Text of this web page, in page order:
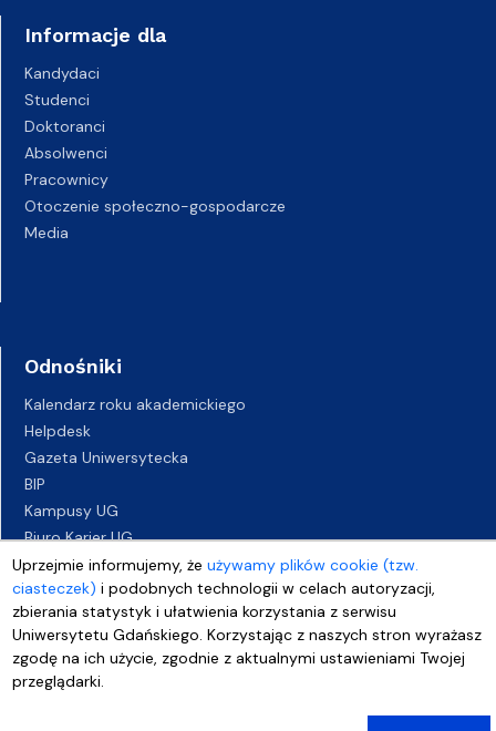
Uprzejmie informujemy, żeużywamy plików cookie (tzw.
ciasteczek) i podobnych technologii w celach autoryzacji,
zbierania statystyk i ułatwienia korzystania z serwisu
Uniwersytetu Gdańskiego. Korzystając z naszych stron wyrażasz
zgodę na ich użycie, zgodnie z aktualnymi ustawieniami Twojej
przeglądarki.
Informacje dla
Kandydaci
Studenci
Doktoranci
Absolwenci
Pracownicy
Otoczenie społeczno-gospodarcze
Media
Odnośniki
Kalendarz roku akademickiego
Helpdesk
Gazeta Uniwersytecka
BIP
Kampusy UG
Biuro Karier UG
Oferty pracy
Deklaracja dostępności